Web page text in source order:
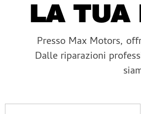
LA TUA
Presso Max Motors,
Dalle riparazioni